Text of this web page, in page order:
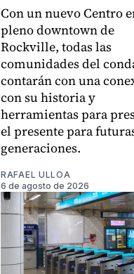
Con un nuevo Centro
pleno downtown de
Rockville, todas las
comunidades del
contarán con una
con su historia y
herramientas para
el presente para
generaciones.
RAFAEL ULLOA
6 de agosto de 2026